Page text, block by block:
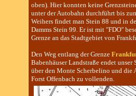
oben). Hier konnten keine
unter der Autobahn durchführt bis
Weihers findet man Stein 88 und in
Damms Stein 99. Er ist mit "FDO"
Grenze an das Stadtgebiet von
Den Weg entlang der Grenze
Babenhäuser Landstraße endet
über den Monte Scherbelino und die
Forst Offenbach zu vollenden.